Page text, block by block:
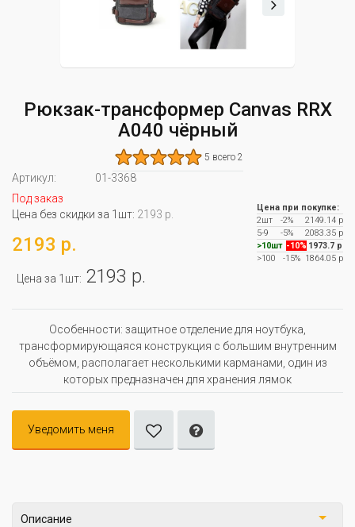
Рюкзак-трансформер Canvas RRX
A040 чёрный
5 всего 2
Артикул:
01-3368
Под заказ
Цена без скидки за 1шт: 2193 р.
2193 р.
Цена за 1шт: 2193 р.
Цена при покупке:
2шт
-2%
2149.14 р
5-9
-5%
2083.35 р
>10шт -10% 1973.7 р
>100
-15% 1864.05 р
Особенности: защитное отделение для ноутбука,
трансформирующаяся конструкция с большим внутренним
объёмом, располагает несколькими карманами, один из
которых предназначен для хранения лямок
Уведомить меня
Описание